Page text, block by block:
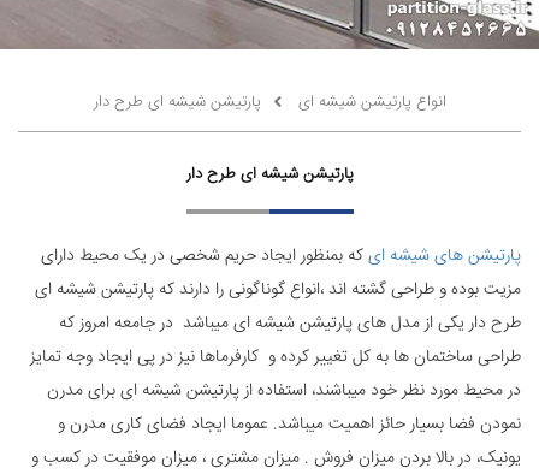
انواع پارتیشن شیشه ای پارتیشن شیشه ای طرح دار
پارتیشن شیشه ای طرح دار
پارتیشن های شیشه ایکه بمنظور ایجاد حریم شخصی در یک محیط دارای
مزیت بوده و طراحی گشته اند ،انواع گوناگونی را دارند که پارتیشن شیشه ای
طرح دار یکی از مدل های پارتیشن شیشه ای میباشد در جامعه امروز که
طراحی ساختمان ها به کل تغییر کرده و کارفرماها نیز در پی ایجاد وجه تمایز
در محیط مورد نظر خود میباشند، استفاده از پارتیشن شیشه ای برای مدرن
نمودن فضا بسیار حائز اهمیت میباشد. عموما ایجاد فضای کاری مدرن و
یونیک، در بالا بردن میزان فروش . میزان مشتری ، میزان موفقیت در کسب و